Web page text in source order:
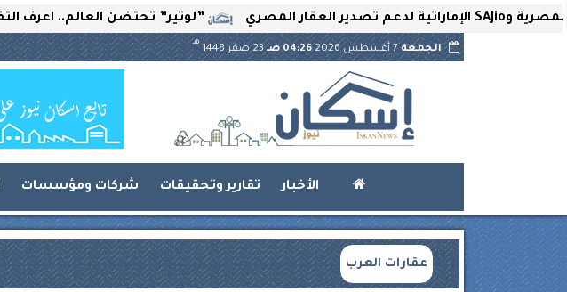
”لوتير” تحتضن العالم.. اعرف التفاصيل
الجمعة7 أغسطس 2026 04:26 صـ 23 صفر 1448
هـ
الأخبار تقارير وتحقيقات شركات ومؤسسات
عقارات العرب